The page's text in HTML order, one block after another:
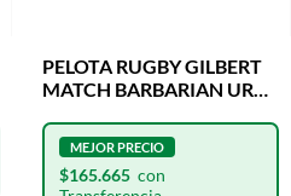
PELOTA RUGBY GILBERT
MATCH BARBARIAN URBA
$165.665